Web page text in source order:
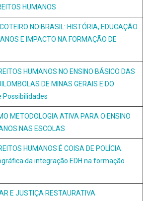
HUMANOS
NO BRASIL: HISTÓRIA, EDUCAÇÃO
E IMPACTO NA FORMAÇÃO DE
HUMANOS NO ENSINO BÁSICO DAS
DE MINAS GERAIS E DO
Possibilidades
METODOLOGIA ATIVA PARA O ENSINO
NAS ESCOLAS
HUMANOS É COISA DE POLÍCIA:
da integração EDH na formação
E JUSTIÇA RESTAURATIVA